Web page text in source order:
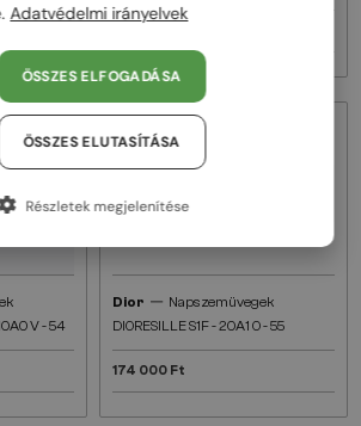
V - 54
48/72
Dior — Napszemüvegek
DIORESILLE S1F - 20A1 O - 55
174 000 Ft
Adatvédelmi irányelvek
ÖSSZES ELFOGADÁSA
ÖSSZES ELUTASÍTÁSA
Részletek megjelenítése